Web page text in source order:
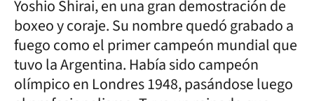
Yoshio Shirai, en una gran demostración de
boxeo y coraje. Su nombre quedó grabado a
fuego como el primer campeón mundial que
tuvo la Argentina. Había sido campeón
olímpico en Londres 1948, pasándose luego